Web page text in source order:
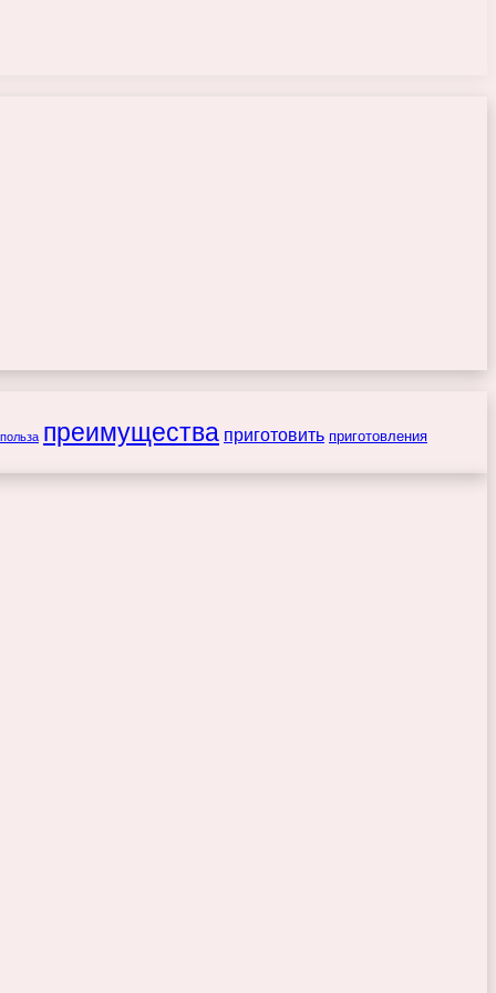
польза преимущества приготовить приготовления